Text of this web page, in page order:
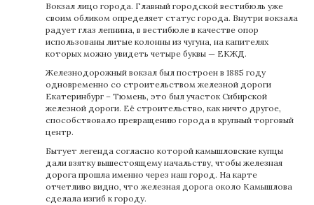
Вокзал лицо города. Главный городской вестибюль уже
своим обликом определяет статус города. Внутри вокзала
радует глаз лепнина, в вестибюле в качестве опор
использованы литые колонны из чугуна, на капителях
которых можно увидеть четыре буквы — ЕКЖД.
Железнодорожный вокзал был построен в 1885 году
одновременно со строительством железной дороги
Екатеринбург – Тюмень, это был участок Сибирской
железной дороги. Её строительство, как ничто другое,
способствовало превращению города в крупный торговый
центр.
Бытует легенда согласно которой камышловские купцы
дали взятку вышестоящему начальству, чтобы железная
дорога прошла именно через наш город. На карте
отчетливо видно, что железная дорога около Камышлова
сделала изгиб к городу.